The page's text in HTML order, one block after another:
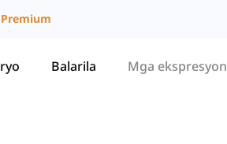
Premium
Balarila Mga ekspresyon